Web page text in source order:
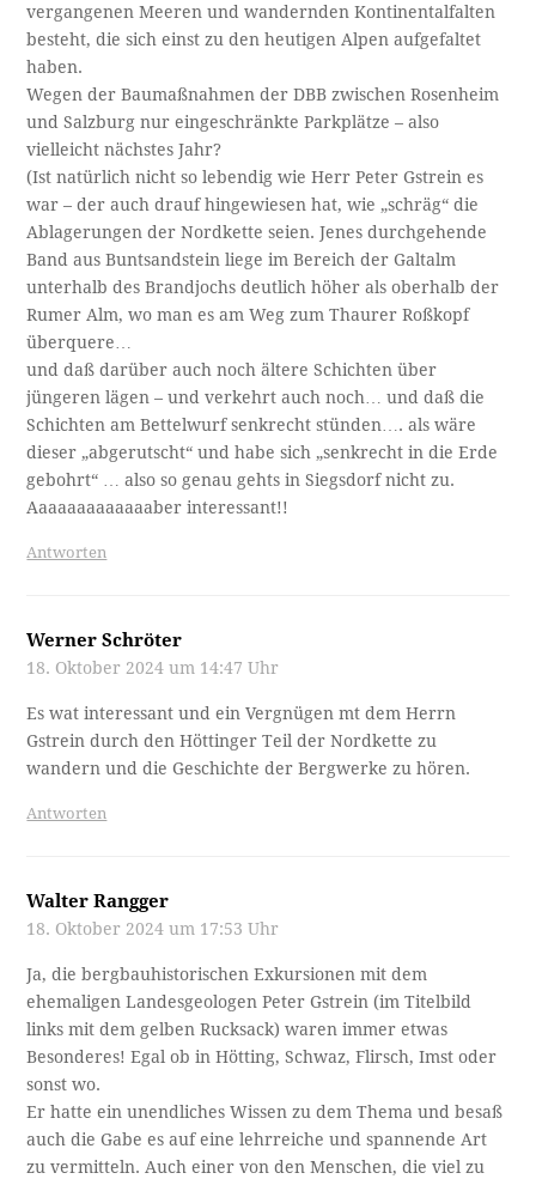
vergangenen Meeren und wandernden Kontinentalfalten
besteht, die sich einst zu den heutigen Alpen aufgefaltet
haben.
Wegen der Baumaßnahmen der DBB zwischen Rosenheim
und Salzburg nur eingeschränkte Parkplätze – also
vielleicht nächstes Jahr?
(Ist natürlich nicht so lebendig wie Herr Peter Gstrein es
war – der auch drauf hingewiesen hat, wie „schräg“ die
Ablagerungen der Nordkette seien. Jenes durchgehende
Band aus Buntsandstein liege im Bereich der Galtalm
unterhalb des Brandjochs deutlich höher als oberhalb der
Rumer Alm, wo man es am Weg zum Thaurer Roßkopf
überquere…
und daß darüber auch noch ältere Schichten über
jüngeren lägen – und verkehrt auch noch… und daß die
Schichten am Bettelwurf senkrecht stünden…. als wäre
dieser „abgerutscht“ und habe sich „senkrecht in die Erde
gebohrt“ … also so genau gehts in Siegsdorf nicht zu.
Aaaaaaaaaaaaaber interessant!!
Antworten
Werner Schröter
18. Oktober 2024 um 14:47 Uhr
Es wat interessant und ein Vergnügen mt dem Herrn
Gstrein durch den Höttinger Teil der Nordkette zu
wandern und die Geschichte der Bergwerke zu hören.
Antworten
Walter Rangger
18. Oktober 2024 um 17:53 Uhr
Ja, die bergbauhistorischen Exkursionen mit dem
ehemaligen Landesgeologen Peter Gstrein (im Titelbild
links mit dem gelben Rucksack) waren immer etwas
Besonderes! Egal ob in Hötting, Schwaz, Flirsch, Imst oder
sonst wo.
Er hatte ein unendliches Wissen zu dem Thema und besaß
auch die Gabe es auf eine lehrreiche und spannende Art
zu vermitteln. Auch einer von den Menschen, die viel zu